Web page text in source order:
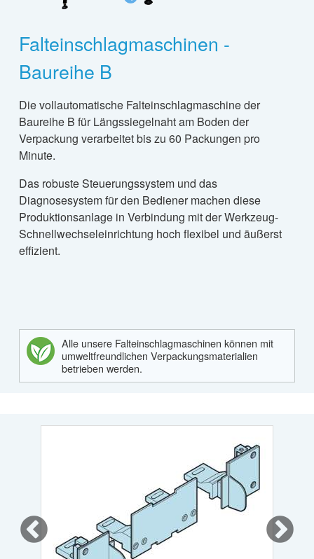
Falteinschlagmaschinen -
Baureihe B
Die vollautomatische Falteinschlagmaschine der
Baureihe B für Längssiegelnaht am Boden der
Verpackung verarbeitet bis zu 60 Packungen pro
Minute.
Das robuste Steuerungssystem und das
Diagnosesystem für den Bediener machen diese
Produktionsanlage in Verbindung mit der Werkzeug-
Schnellwechseleinrichtung hoch flexibel und äußerst
effizient.
Alle unsere Falteinschlagmaschinen können mit
umweltfreundlichen Verpackungsmaterialien
betrieben werden.